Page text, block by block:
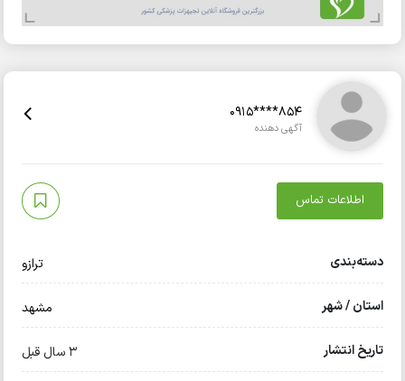
0915****854
آگهی دهنده
اطلاعات تماس
دسته‌بندی ترازو
استان / شهر مشهد
تاریخ انتشار 3 سال قبل